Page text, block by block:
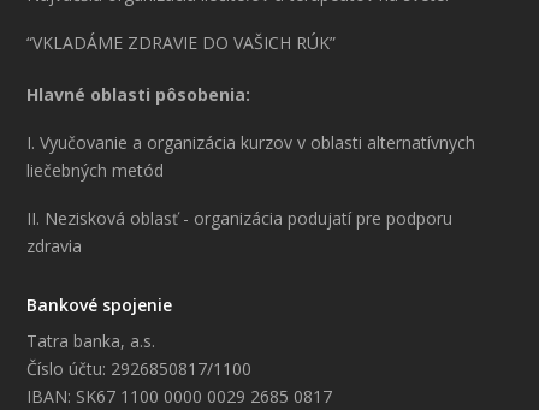
“VKLADÁME ZDRAVIE DO VAŠICH RÚK”
Hlavné oblasti pôsobenia:
I. Vyučovanie a organizácia kurzov v oblasti alternatívnych
liečebných metód
II. Nezisková oblasť - organizácia podujatí pre podporu
zdravia
Bankové spojenie
Tatra banka, a.s.
Číslo účtu: 2926850817/1100
IBAN: SK67 1100 0000 0029 2685 0817